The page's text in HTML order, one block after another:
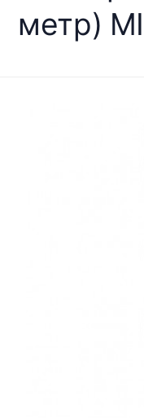
метр)